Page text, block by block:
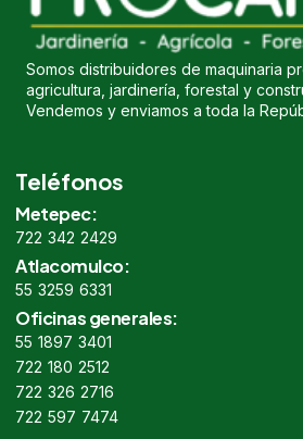
Somos distribuidores de maquinaria
agricultura, jardinería, forestal y
Vendemos y enviamos a toda la
Teléfonos
Metepec:
722 342 2429
Atlacomulco:
55 3259 6331
Oficinas generales:
55 1897 3401
722 180 2512
722 326 2716
722 597 7474